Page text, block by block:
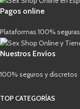
Pagos online
Plataformas 100% seguras
Nuestros Envíos
100% seguros y discretos
TOP CATEGORÍAS